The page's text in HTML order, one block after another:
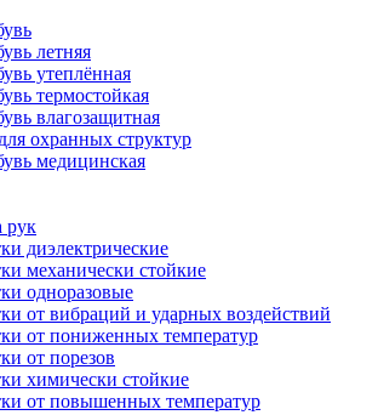
летняя
утеплённая
термостойкая
влагозащитная
охранных структур
медицинская
рук
диэлектрические
механически стойкие
одноразовые
от вибраций и ударных воздействий
от пониженных температур
от порезов
химически стойкие
от повышенных температур